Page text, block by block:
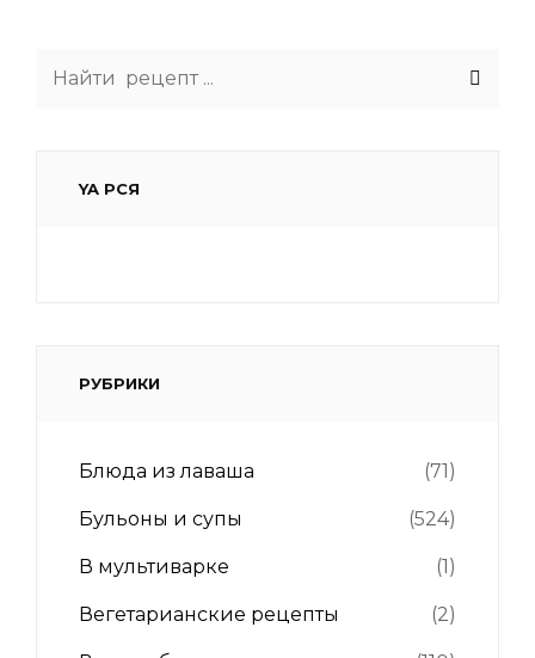
Search
YA РСЯ
РУБРИКИ
Блюда из лаваша (71)
Бульоны и супы (524)
В мультиварке (1)
Вегетарианские рецепты (2)